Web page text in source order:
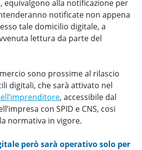
alla notificazione per
notificate non appena
tale domicilio digitale, a
lettura da parte del
sono prossime al rilascio
digitali, che sarà attivato nel
, accessibile dal
con SPID e CNS, cosi
normativa in vigore.
però sarà operativo solo per